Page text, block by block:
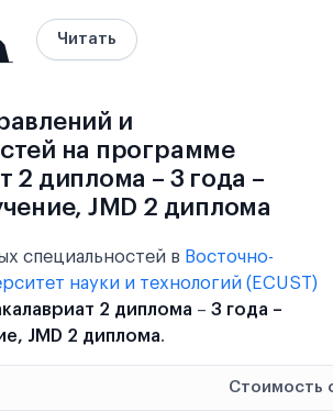
Читать
и
на программе
2 диплома – 3 года –
JMD 2 диплома
специальностей в Восточно-
науки и технологий (ECUST)
2 диплома – 3 года –
JMD 2 диплома.
Стоимость